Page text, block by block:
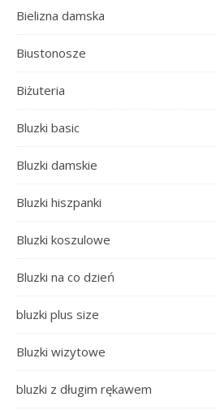
Bielizna damska
Biustonosze
Biżuteria
Bluzki basic
Bluzki damskie
Bluzki hiszpanki
Bluzki koszulowe
Bluzki na co dzień
bluzki plus size
Bluzki wizytowe
bluzki z długim rękawem